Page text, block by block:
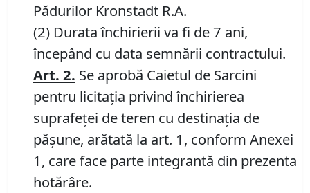
Pădurilor Kronstadt R.A.
(2) Durata închirierii va fi de 7 ani,
începând cu data semnării contractului.
Art. 2. Se aprobă Caietul de Sarcini
pentru licitaţia privind închirierea
suprafeţei de teren cu destinaţia de
păşune, arătată la art. 1, conform Anexei
1, care face parte integrantă din prezenta
hotărâre.